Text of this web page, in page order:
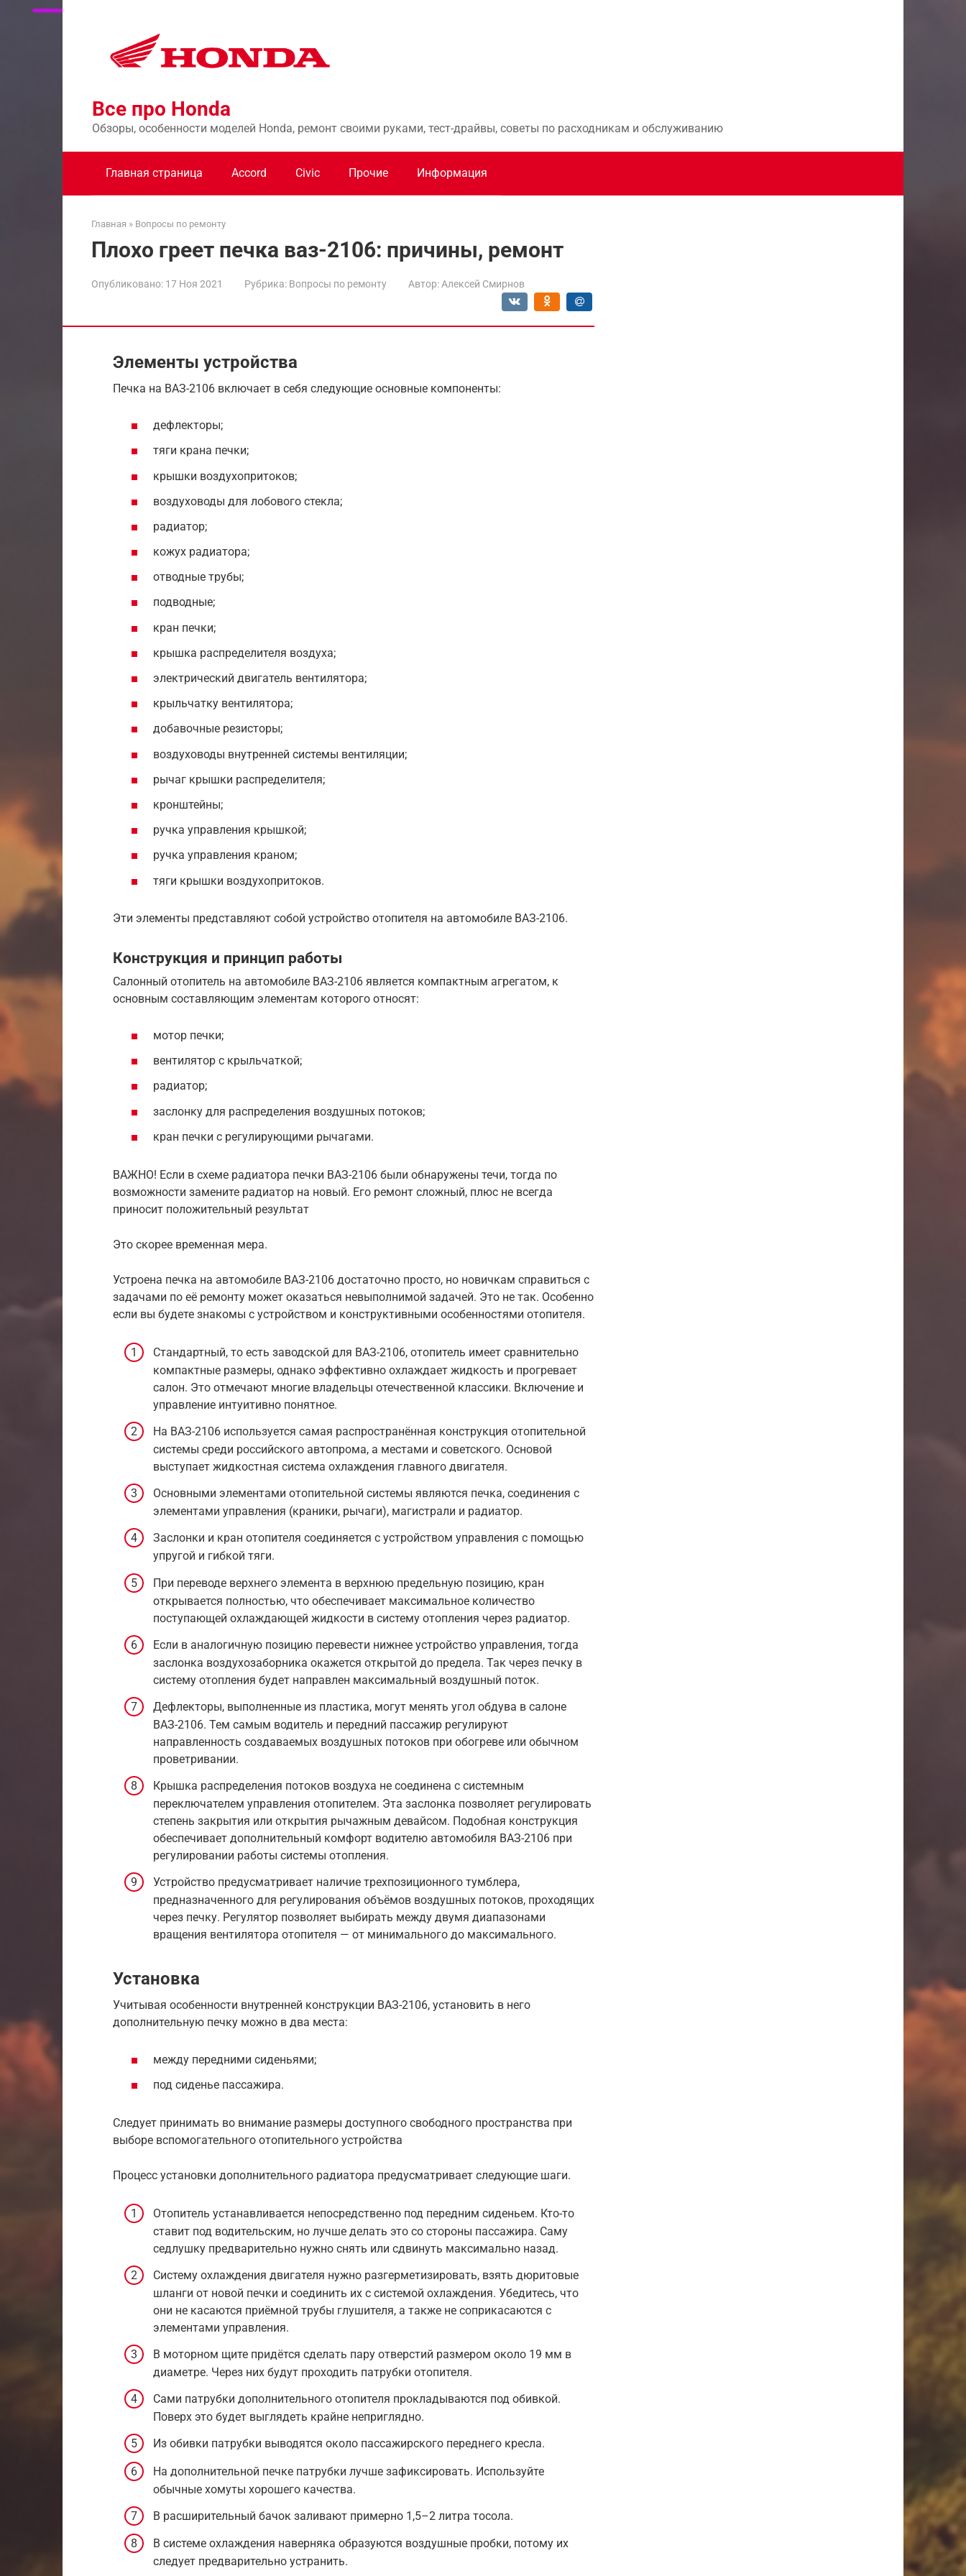
Перейти
Все про Honda
Обзоры, особенности моделей Honda, ремонт своими руками, тест-драйвы, советы по расходникам и обслуживанию
Главная страница Accord Civic Прочие Информация
Главная » Вопросы по ремонту
Плохо греет печка ваз-2106: причины, ремонт
Опубликовано: 17 Ноя 2021 Рубрика: Вопросы по ремонту Автор: Алексей Смирнов
Элементы устройства
Печка на ВАЗ-2106 включает в себя следующие основные компоненты:
дефлекторы;
тяги крана печки;
крышки воздухопритоков;
воздуховоды для лобового стекла;
радиатор;
кожух радиатора;
отводные трубы;
подводные;
кран печки;
крышка распределителя воздуха;
электрический двигатель вентилятора;
крыльчатку вентилятора;
добавочные резисторы;
воздуховоды внутренней системы вентиляции;
рычаг крышки распределителя;
кронштейны;
ручка управления крышкой;
ручка управления краном;
тяги крышки воздухопритоков.
Эти элементы представляют собой устройство отопителя на автомобиле ВАЗ-2106.
Конструкция и принцип работы
Салонный отопитель на автомобиле ВАЗ-2106 является компактным агрегатом, к
основным составляющим элементам которого относят:
мотор печки;
вентилятор с крыльчаткой;
радиатор;
заслонку для распределения воздушных потоков;
кран печки с регулирующими рычагами.
ВАЖНО! Если в схеме радиатора печки ВАЗ-2106 были обнаружены течи, тогда по
возможности замените радиатор на новый. Его ремонт сложный, плюс не всегда
приносит положительный результат
Это скорее временная мера.
Устроена печка на автомобиле ВАЗ-2106 достаточно просто, но новичкам справиться с
задачами по её ремонту может оказаться невыполнимой задачей. Это не так. Особенно
если вы будете знакомы с устройством и конструктивными особенностями отопителя.
Стандартный, то есть заводской для ВАЗ-2106, отопитель имеет сравнительно
компактные размеры, однако эффективно охлаждает жидкость и прогревает
салон. Это отмечают многие владельцы отечественной классики. Включение и
управление интуитивно понятное.
На ВАЗ-2106 используется самая распространённая конструкция отопительной
системы среди российского автопрома, а местами и советского. Основой
выступает жидкостная система охлаждения главного двигателя.
Основными элементами отопительной системы являются печка, соединения с
элементами управления (краники, рычаги), магистрали и радиатор.
Заслонки и кран отопителя соединяется с устройством управления с помощью
упругой и гибкой тяги.
При переводе верхнего элемента в верхнюю предельную позицию, кран
открывается полностью, что обеспечивает максимальное количество
поступающей охлаждающей жидкости в систему отопления через радиатор.
Если в аналогичную позицию перевести нижнее устройство управления, тогда
заслонка воздухозаборника окажется открытой до предела. Так через печку в
систему отопления будет направлен максимальный воздушный поток.
Дефлекторы, выполненные из пластика, могут менять угол обдува в салоне
ВАЗ-2106. Тем самым водитель и передний пассажир регулируют
направленность создаваемых воздушных потоков при обогреве или обычном
проветривании.
Крышка распределения потоков воздуха не соединена с системным
переключателем управления отопителем. Эта заслонка позволяет регулировать
степень закрытия или открытия рычажным девайсом. Подобная конструкция
обеспечивает дополнительный комфорт водителю автомобиля ВАЗ-2106 при
регулировании работы системы отопления.
Устройство предусматривает наличие трехпозиционного тумблера,
предназначенного для регулирования объёмов воздушных потоков, проходящих
через печку. Регулятор позволяет выбирать между двумя диапазонами
вращения вентилятора отопителя — от минимального до максимального.
Установка
Учитывая особенности внутренней конструкции ВАЗ-2106, установить в него
дополнительную печку можно в два места:
между передними сиденьями;
под сиденье пассажира.
Следует принимать во внимание размеры доступного свободного пространства при
выборе вспомогательного отопительного устройства
Процесс установки дополнительного радиатора предусматривает следующие шаги.
Отопитель устанавливается непосредственно под передним сиденьем. Кто-то
ставит под водительским, но лучше делать это со стороны пассажира. Саму
седлушку предварительно нужно снять или сдвинуть максимально назад.
Систему охлаждения двигателя нужно разгерметизировать, взять дюритовые
шланги от новой печки и соединить их с системой охлаждения. Убедитесь, что
они не касаются приёмной трубы глушителя, а также не соприкасаются с
элементами управления.
В моторном щите придётся сделать пару отверстий размером около 19 мм в
диаметре. Через них будут проходить патрубки отопителя.
Сами патрубки дополнительного отопителя прокладываются под обивкой.
Поверх это будет выглядеть крайне неприглядно.
Из обивки патрубки выводятся около пассажирского переднего кресла.
На дополнительной печке патрубки лучше зафиксировать. Используйте
обычные хомуты хорошего качества.
В расширительный бачок заливают примерно 1,5–2 литра тосола.
В системе охлаждения наверняка образуются воздушные пробки, потому их
следует предварительно устранить.